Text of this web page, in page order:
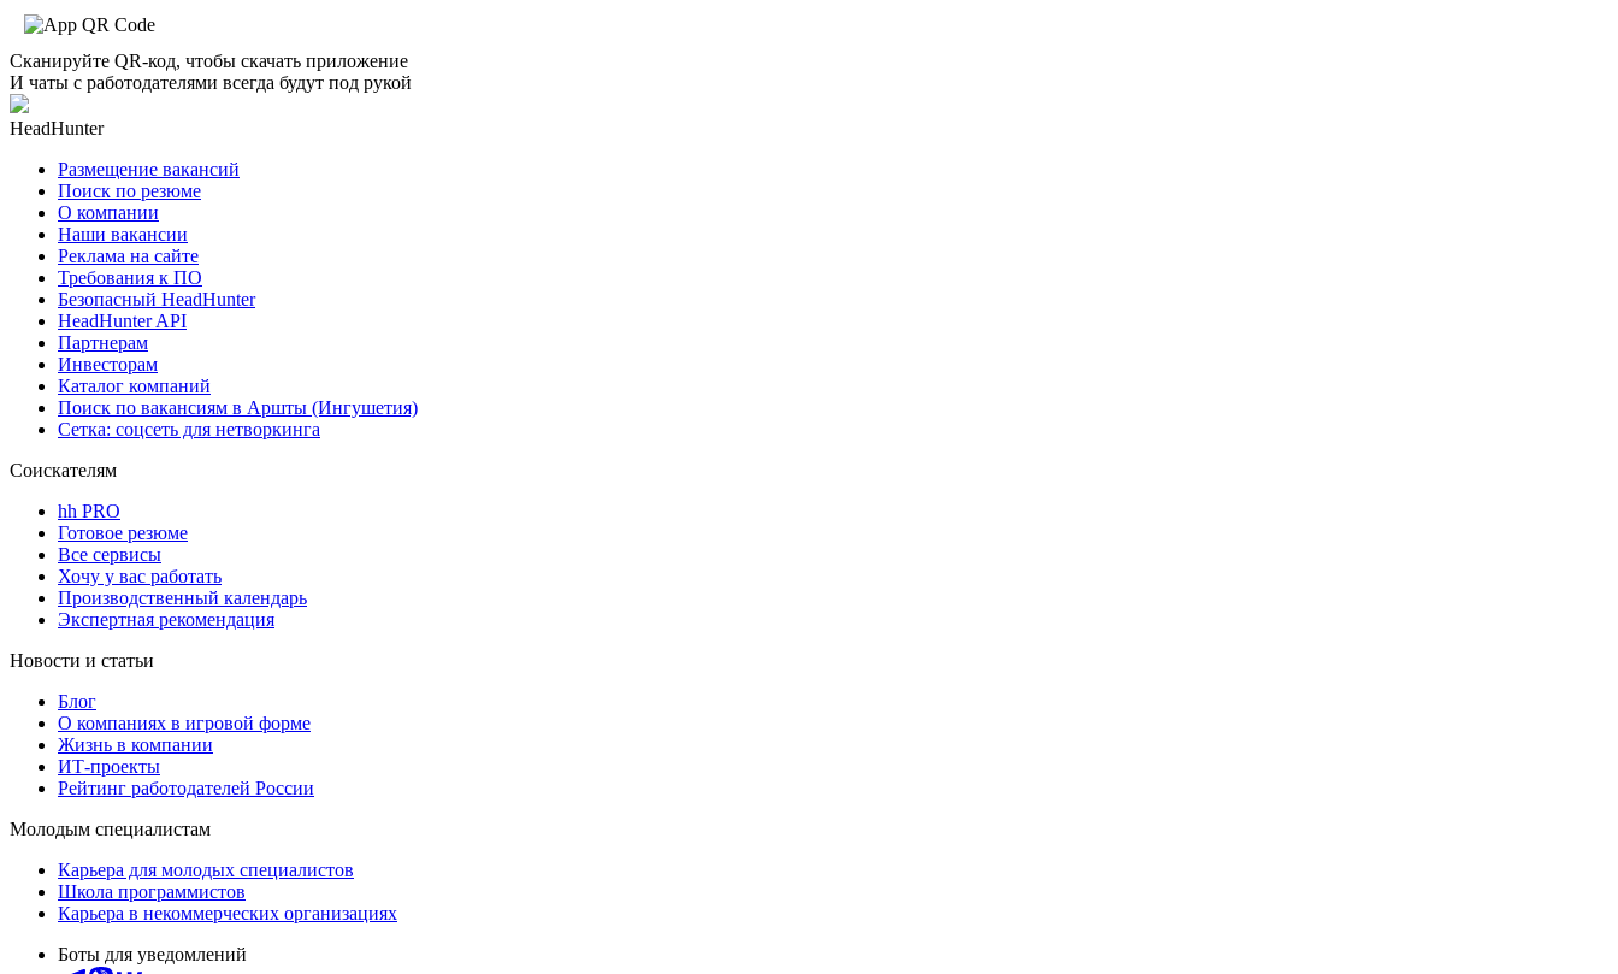
Сканируйте QR-код, чтобы скачать приложение
И чаты с работодателями всегда будут под рукой
HeadHunter
Размещение вакансий
Поиск по резюме
О компании
Наши вакансии
Реклама на сайте
Требования к ПО
Безопасный HeadHunter
HeadHunter API
Партнерам
Инвесторам
Каталог компаний
Поиск по вакансиям в Аршты (Ингушетия)
Сетка: соцсеть для нетворкинга
Соискателям
hh PRO
Готовое резюме
Все сервисы
Хочу у вас работать
Производственный календарь
Экспертная рекомендация
Новости и статьи
Блог
О компаниях в игровой форме
Жизнь в компании
ИТ-проекты
Рейтинг работодателей России
Молодым специалистам
Карьера для молодых специалистов
Школа программистов
Карьера в некоммерческих организациях
Боты для уведомлений